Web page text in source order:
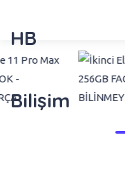
HB
Bilişim